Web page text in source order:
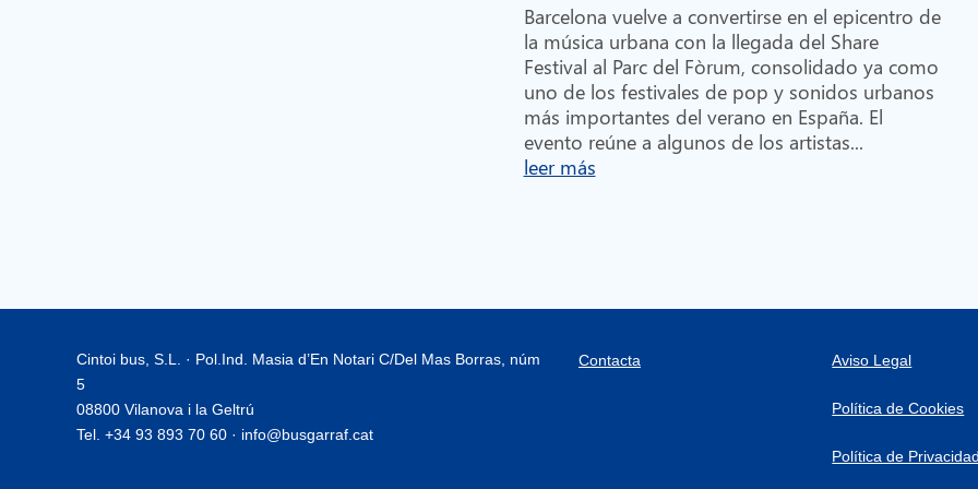
Barcelona vuelve a convertirse en el epicentro de
la música urbana con la llegada del Share
Festival al Parc del Fòrum, consolidado ya como
uno de los festivales de pop y sonidos urbanos
más importantes del verano en España. El
evento reúne a algunos de los artistas...
leer más
Cintoi bus, S.L. · Pol.Ind. Masia d’En Notari C/Del Mas Borras, núm
5
08800 Vilanova i la Geltrú
Tel. +34 93 893 70 60 · info@busgarraf.cat
Contacta Aviso Legal
Política de Cookies
Política de